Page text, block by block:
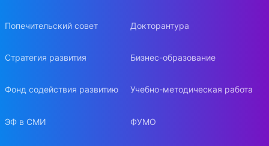
Попечительский совет
Стратегия развития
Фонд содействия развитию
ЭФ в СМИ
Докторантура
Бизнес-образование
Учебно-методическая работа
ФУМО